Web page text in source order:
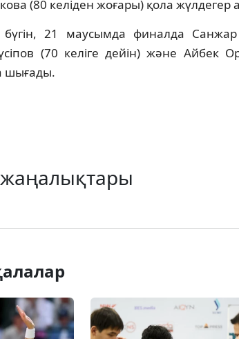
(80 келіден жоғары) қола жүлдегер
бүгін, 21 маусымда финалда
(70 келіге дейін) және Айбек
шығады.
жаңалықтары